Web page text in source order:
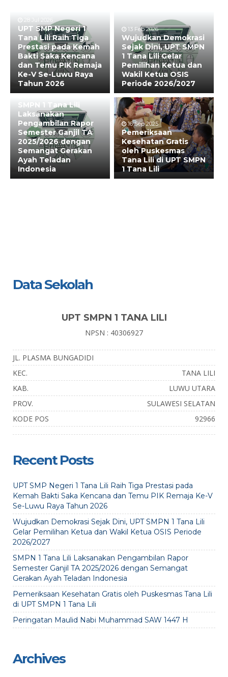
28 Jul 2026
UPT SMP Negeri 1
Tana Lili Raih Tiga
Prestasi pada Kemah
Bakti Saka Kencana
dan Temu PIK Remaja
Ke-V Se-Luwu Raya
Tahun 2026
13 Feb 2026
Wujudkan Demokrasi
Sejak Dini, UPT SMPN
1 Tana Lili Gelar
Pemilihan Ketua dan
Wakil Ketua OSIS
Periode 2026/2027
SMPN 1 Tana Lili
Laksanakan
Pengambilan Rapor
Semester Ganjil TA
2025/2026 dengan
Semangat Gerakan
Ayah Teladan
Indonesia
16 Sep 2025
Pemeriksaan
Kesehatan Gratis
oleh Puskesmas
Tana Lili di UPT SMPN
1 Tana Lili
Data Sekolah
UPT SMPN 1 TANA LILI
NPSN : 40306927
JL. PLASMA BUNGADIDI
KEC.
TANA LILI
KAB.
LUWU UTARA
PROV.
SULAWESI SELATAN
KODE POS
92966
Recent Posts
UPT SMP Negeri 1 Tana Lili Raih Tiga Prestasi pada
Kemah Bakti Saka Kencana dan Temu PIK Remaja Ke-V
Se-Luwu Raya Tahun 2026
Wujudkan Demokrasi Sejak Dini, UPT SMPN 1 Tana Lili
Gelar Pemilihan Ketua dan Wakil Ketua OSIS Periode
2026/2027
SMPN 1 Tana Lili Laksanakan Pengambilan Rapor
Semester Ganjil TA 2025/2026 dengan Semangat
Gerakan Ayah Teladan Indonesia
Pemeriksaan Kesehatan Gratis oleh Puskesmas Tana Lili
di UPT SMPN 1 Tana Lili
Peringatan Maulid Nabi Muhammad SAW 1447 H
Archives